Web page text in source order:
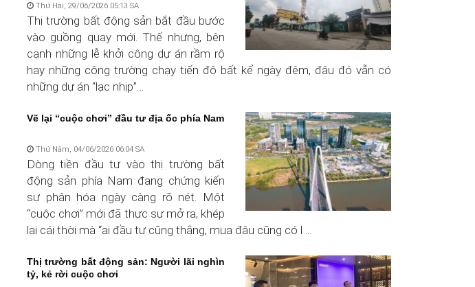
Thứ Hai, 29/06/2026 05:13 SA
Thị trường bất động sản bắt đầu bước
vào guồng quay mới. Thế nhưng, bên
cạnh những lễ khởi công dự án rầm rộ
hay những công trường chạy tiến độ bất kể ngày đêm, đâu đó vẫn có
những dự án “lạc nhịp”…
Vẽ lại “cuộc chơi” đầu tư địa ốc phía Nam
Thứ Năm, 04/06/2026 06:04 SA
Dòng tiền đầu tư vào thị trường bất
động sản phía Nam đang chứng kiến
sự phân hóa ngày càng rõ nét. Một
“cuộc chơi” mới đã thực sự mở ra, khép
lại cái thời mà “ai đầu tư cũng thắng, mua đâu cũng có l ...
Thị trường bất động sản: Người lãi nghìn
tỷ, kẻ rời cuộc chơi